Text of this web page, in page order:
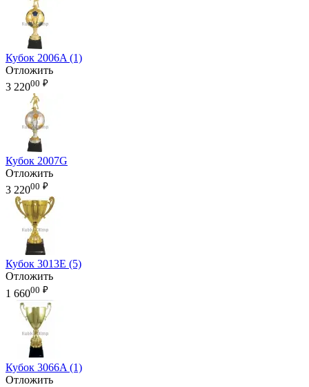
Кубок 2006A (1)
Отложить
3 22000 ₽
Кубок 2007G
Отложить
3 22000 ₽
Кубок 3013E (5)
Отложить
1 66000 ₽
Кубок 3066A (1)
Отложить